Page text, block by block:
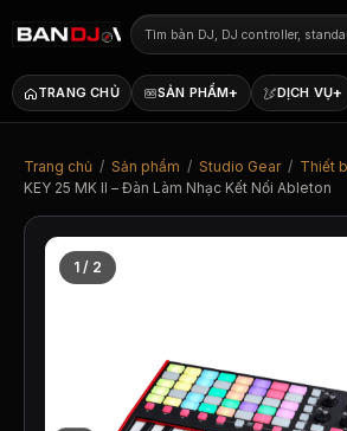
TRANG CHỦ SẢN PHẨM+ DỊCH VỤ+
Trang chủ / Sản phẩm / Studio Gear / Thiết
KEY 25 MK II – Đàn Làm Nhạc Kết Nối Ableton
1 / 2